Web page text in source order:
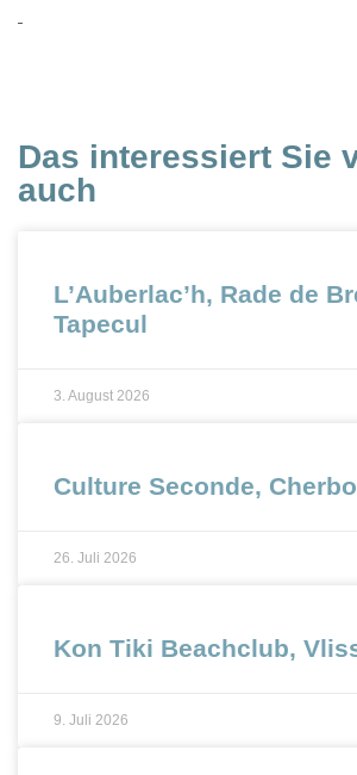
Das interessiert Sie
auch
L’Auberlac’h, Rade de
Tapecul
3. August 2026
Culture Seconde,
26. Juli 2026
Kon Tiki Beachclub,
9. Juli 2026